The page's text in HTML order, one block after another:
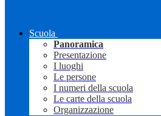
Scuola
Panoramica
Presentazione
I luoghi
Le persone
I numeri della scuola
Le carte della scuola
Organizzazione